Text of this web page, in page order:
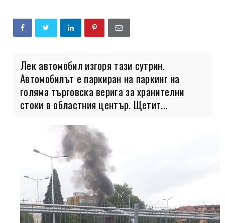
Лек автомобил изгоря тази сутрин.
Автомобилът е паркиран на паркинг на
голяма търговска верига за хранителни
стоки в областния център. Щетит...